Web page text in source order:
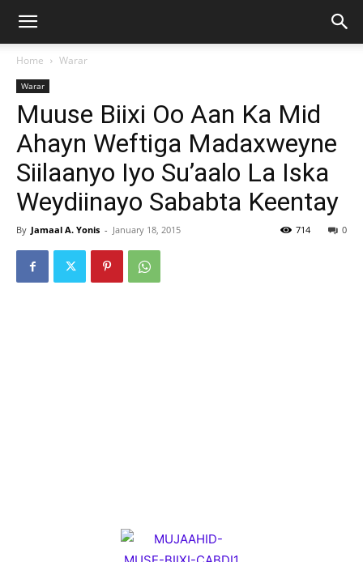
Home Warar
Warar
Muuse Biixi Oo Aan Ka Mid
Ahayn Weftiga Madaxweyne
Siilaanyo Iyo Su’aalo La Iska
Weydiinayo Sababta Keentay
By Jamaal A. Yonis - January 18, 2015 0
714